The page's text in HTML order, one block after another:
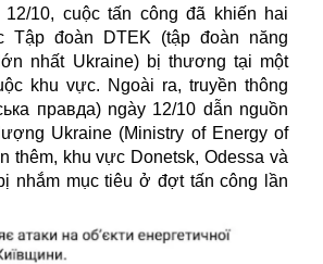
12/10, cuộc tấn công đã khiến hai
Tập đoàn DTEK (tập đoàn năng
nhất Ukraine) bị thương tại một
khu vực. Ngoài ra, truyền thông
правда) ngày 12/10 dẫn nguồn
Ukraine (Ministry of Energy of
thêm, khu vực Donetsk, Odessa và
nhắm mục tiêu ở đợt tấn công lần